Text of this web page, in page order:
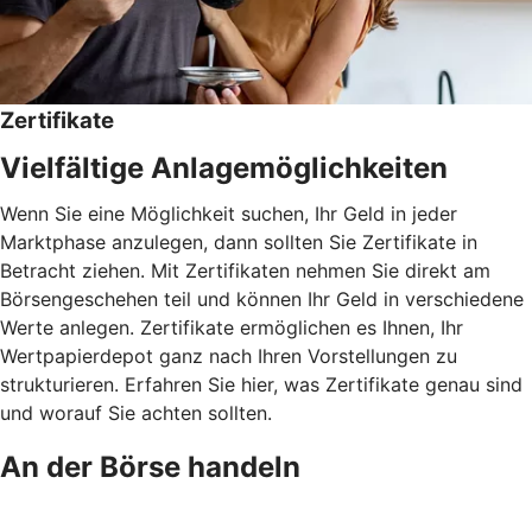
Zertifikate
Vielfältige Anlagemöglichkeiten
Wenn Sie eine Möglichkeit suchen, Ihr Geld in jeder
Marktphase anzulegen, dann sollten Sie Zertifikate in
Betracht ziehen. Mit Zertifikaten nehmen Sie direkt am
Börsengeschehen teil und können Ihr Geld in verschiedene
Werte anlegen. Zertifikate ermöglichen es Ihnen, Ihr
Wertpapierdepot ganz nach Ihren Vorstellungen zu
strukturieren. Erfahren Sie hier, was Zertifikate genau sind
und worauf Sie achten sollten.
An der Börse handeln